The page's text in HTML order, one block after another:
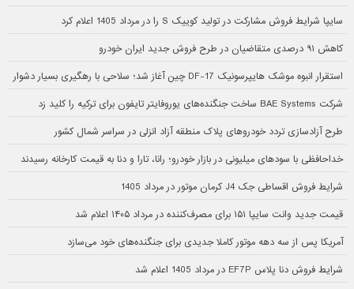
سایپا شرایط فروش مشارکت در تولید کوییک S را در مرداد 1405 اعلام کرد
کاهش ۹۱ درصدی متقاضیان در طرح فروش جدید ایران خودرو
استقرار انبوه موشک هایپرسونیک DF-17 چین آغاز شد؛ سلاحی با رهگیری بسیار دشوار
شرکت BAE Systems ساخت جنگنده‌های یوروفایتر تایفون برای ترکیه را کلید زد
طرح آزادسازی تردد خودروهای پلاک منطقه آزاد انزلی در سراسر شمال کشور
خداحافظی با سودهای میلیونی در بازار خودرو؛ رانا، تارا و دنا به قیمت کارخانه رسیدند
شرایط فروش اقساطی جک J4 کرمان موتور در مرداد 1405
قیمت جدید وانت سایپا ۱۵۱ برای مصرف‌کننده در مرداد ۱۴۰۵ اعلام شد
آمریکا پس از سه دهه موتور کاملا جدیدی برای جنگنده‌های خود می‌سازد
شرایط فروش دنا پلاس EF7P در مرداد 1405 اعلام شد